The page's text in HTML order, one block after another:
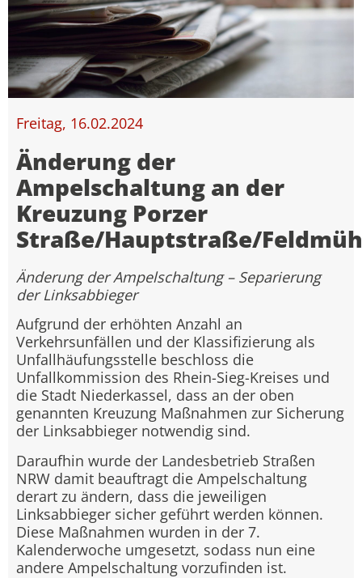
Freitag, 16.02.2024
Änderung der
Ampelschaltung an der
Kreuzung Porzer
Straße/Hauptstraße/
Änderung der Ampelschaltung – Separierung
der Linksabbieger
Aufgrund der erhöhten Anzahl an
Verkehrsunfällen und der Klassifizierung als
Unfallhäufungsstelle beschloss die
Unfallkommission des Rhein-Sieg-Kreises und
die Stadt Niederkassel, dass an der oben
genannten Kreuzung Maßnahmen zur Sicherung
der Linksabbieger notwendig sind.
Daraufhin wurde der Landesbetrieb Straßen
NRW damit beauftragt die Ampelschaltung
derart zu ändern, dass die jeweiligen
Linksabbieger sicher geführt werden können.
Diese Maßnahmen wurden in der 7.
Kalenderwoche umgesetzt, sodass nun eine
andere Ampelschaltung vorzufinden ist.